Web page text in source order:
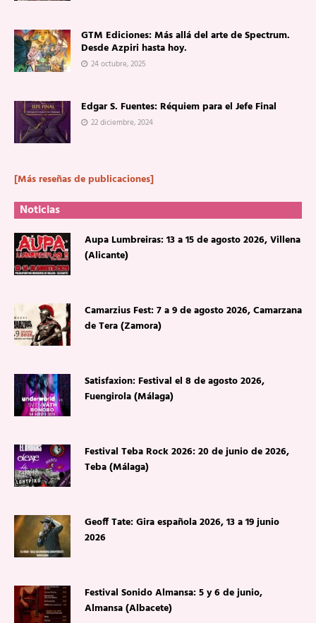
GTM Ediciones: Más allá del arte de Spectrum.
Desde Azpiri hasta hoy.
24 octubre, 2025
Edgar S. Fuentes: Réquiem para el Jefe Final
22 diciembre, 2024
[Más reseñas de publicaciones]
Noticias
Aupa Lumbreiras: 13 a 15 de agosto 2026, Villena
(Alicante)
Camarzius Fest: 7 a 9 de agosto 2026, Camarzana
de Tera (Zamora)
Satisfaxion: Festival el 8 de agosto 2026,
Fuengirola (Málaga)
Festival Teba Rock 2026: 20 de junio de 2026,
Teba (Málaga)
Geoff Tate: Gira española 2026, 13 a 19 junio
2026
Festival Sonido Almansa: 5 y 6 de junio,
Almansa (Albacete)